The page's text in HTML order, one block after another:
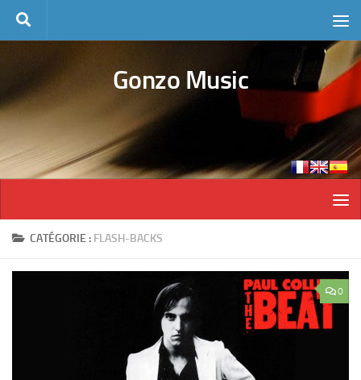
Skip to content
Gonzo Music
CATÉGORIE : FLASH-BACKS
0